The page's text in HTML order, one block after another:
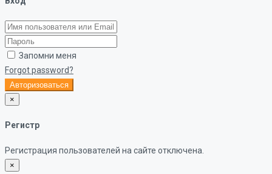
Запомни меня
Forgot password?
Авторизоваться
×
Регистр
Регистрация пользователей на сайте отключена.
×